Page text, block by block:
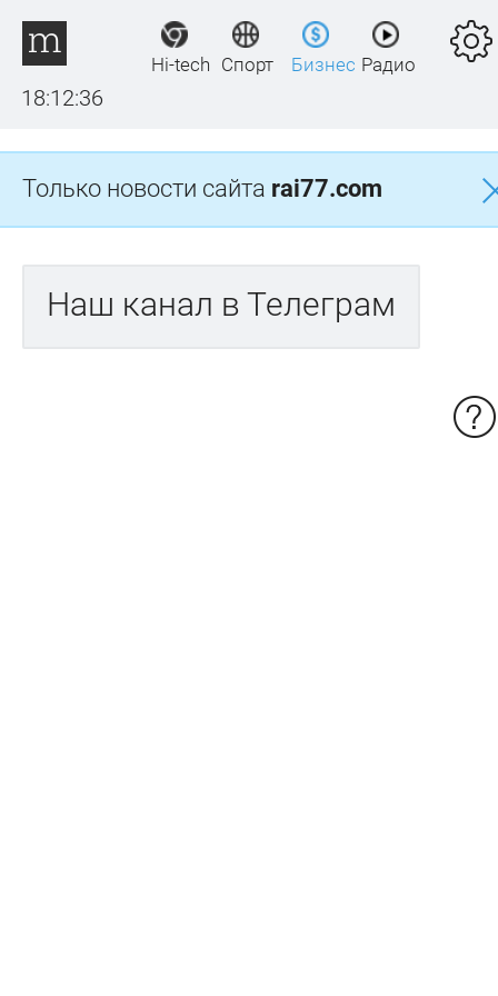
18:12:36
Hi-tech Спорт Бизнес Радио
Только новости сайта rai77.com
Наш канал в Телеграм